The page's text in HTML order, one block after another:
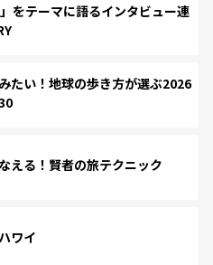
をテーマに語るインタビュー連
たい！地球の歩き方が選ぶ2026
える！賢者の旅テクニック
ワイ